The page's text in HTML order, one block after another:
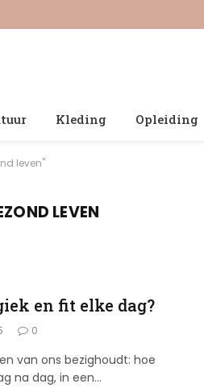
Kleding Opleiding
leven"
LEVEN
en fit elke dag?
0
van ons bezighoudt: hoe
na dag, in een…